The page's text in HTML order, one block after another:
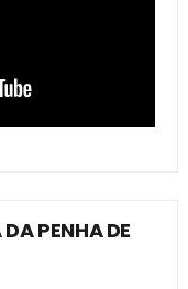
PENHA DE